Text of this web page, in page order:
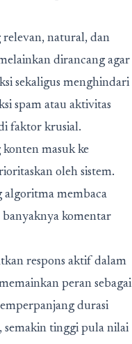
relevan, natural, dan
dirancang agar
sekaligus menghindari
spam atau aktivitas
faktor krusial.
masuk ke
oleh sistem.
membaca
banyaknya komentar
respons aktif dalam
peran sebagai
durasi
semakin tinggi pula nilai